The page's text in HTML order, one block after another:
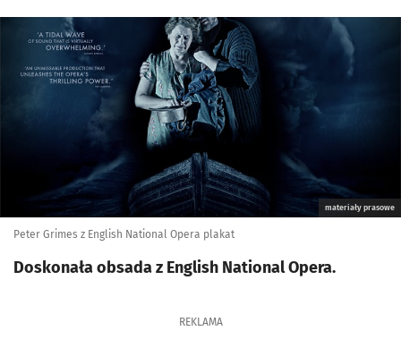
Kliknij, aby powiększyć
materiały prasowe
Peter Grimes z English National Opera plakat
Doskonała obsada z English National Opera.
REKLAMA